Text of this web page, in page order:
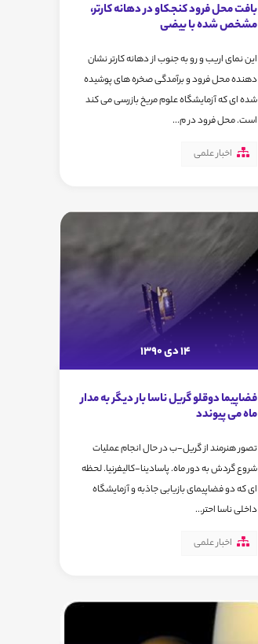
بافت محل فرود کنجکاو در دهانه کارتر،
مشخص شده با بیضی
این نمای اریب و رو به جنوب از دهانه کارتر نشان
دهنده محل فرود و برآمدگی صخره های پوشیده
شده ای که آزمایشگاه علوم مریخ بازرسی می کند
است. محل فرود در م...
اخبار علمی
14 دی 1390
فضاپیما دوقلو گریل ناسا بار دیگر به مدار
ماه می پیوندد
تصور هنرمند از گریل-ب در حال انجام عملیات
شروع گردش به دور ماه. پاسادینا-کالیفرنیا. لحظه
ای که دو فضاپیمای بازیابی جاذبه و آزمایشگاه
داخلی ناسا احتر...
اخبار علمی